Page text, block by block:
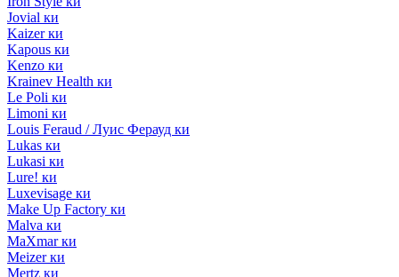
Jovial ки
Kaizer ки
Kapous ки
Kenzo ки
Krainev Health ки
Le Poli ки
Limoni ки
Louis Feraud / Луис Ферауд ки
Lukas ки
Lukasi ки
Lure! ки
Luxevisage ки
Make Up Factory ки
Malva ки
MaXmar ки
Meizer ки
Mertz ки